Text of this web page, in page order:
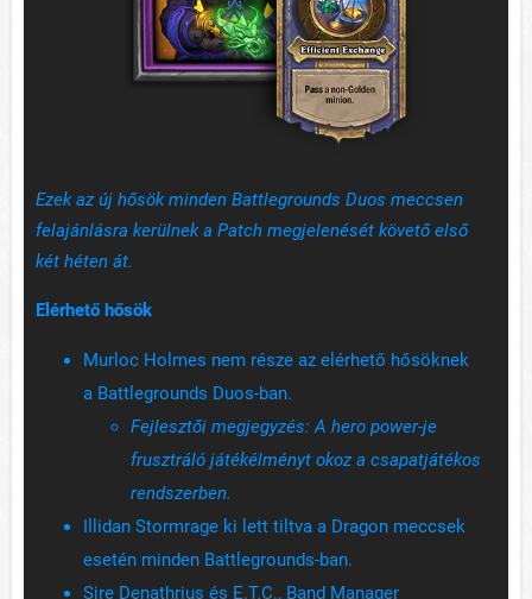
Ezek az új hősök minden Battlegrounds Duos meccsen
felajánlásra kerülnek a Patch megjelenését követő első
két héten át.
Elérhető hősök
Murloc Holmes nem része az elérhető hősöknek
a Battlegrounds Duos-ban.
Fejlesztői megjegyzés: A hero power-je
frusztráló játékélményt okoz a csapatjátékos
rendszerben.
Illidan Stormrage ki lett tiltva a Dragon meccsek
esetén minden Battlegrounds-ban.
Sire Denathrius és E.T.C., Band Manager